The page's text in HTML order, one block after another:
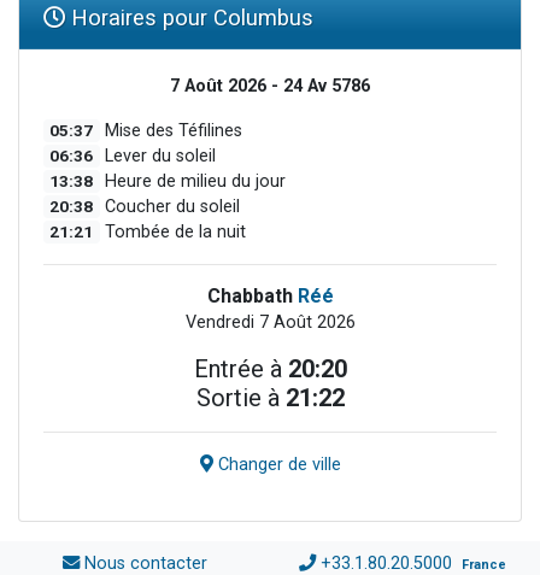
Horaires pour Columbus
7 Août 2026 - 24 Av 5786
05:37 Mise des Téfilines
06:36 Lever du soleil
13:38 Heure de milieu du jour
20:38 Coucher du soleil
21:21 Tombée de la nuit
Chabbath Réé
Vendredi 7 Août 2026
Entrée à 20:20
Sortie à 21:22
Changer de ville
Nous contacter +33.1.80.20.5000 France